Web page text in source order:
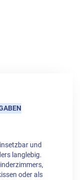
und
langlebig.
oder als